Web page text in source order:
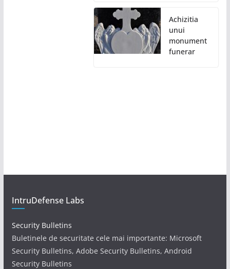
Achizitia
unui
monument
funerar
IntruDefense Labs
Security Bulletins
Buletinele de securitate cele mai importante: Microsoft
Security Bulletins, Adobe Security Bulletins, Android
Security Bulletins